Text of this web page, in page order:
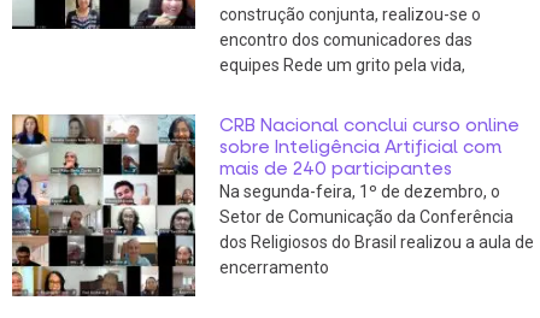
construção conjunta, realizou-se o
encontro dos comunicadores das
equipes Rede um grito pela vida,
CRB Nacional conclui curso online
sobre Inteligência Artificial com
mais de 240 participantes
Na segunda-feira, 1º de dezembro, o
Setor de Comunicação da Conferência
dos Religiosos do Brasil realizou a aula de
encerramento